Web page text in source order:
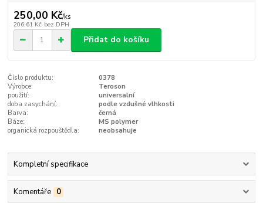
250,00 Kč/ks
206,61 Kč bez DPH
Přidat do košíku
Číslo produktu:
0378
Výrobce:
Teroson
použití:
universalní
doba zasychání:
podle vzdušné vlhkosti
Barva:
černá
Báze:
MS polymer
organická rozpouštědla:
neobsahuje
Kompletní specifikace
Komentáře 0